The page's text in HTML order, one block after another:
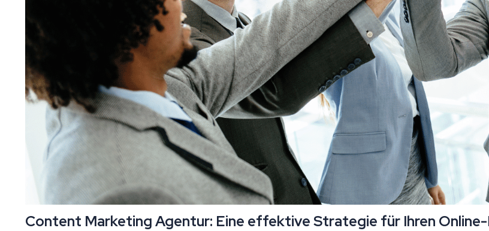
Content Marketing Agentur: Eine effektive Strategie für Ihren